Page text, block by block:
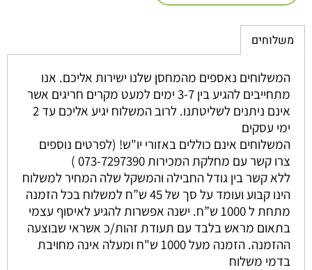
משלוחים
המשלוחים נאספים מהמחסן שלנו ישירות אליכם. אנו
מתחייבים להגיע בין 3-7 ימים למעט מקרים חריגים אשר
אינם ניתנים לשליטתנו. לרוב המשלוח יגיע אליכם עד 2
ימי עסקים
המשלוחים אינם כוללים באזורי יו"ש! (לפרטים נוספים
צרו קשר עם מחלקת המכירות 073-7297390 )
ללא קשר בין גודל החבילה והמשקל שלה המחיר למשלוח
הינו קבוע ועומד על סך של 45 ש”ח למשלוח בכל הזמנה
מתחת ל 1000 ש”ח. ישנה אפשרות להגיע לאיסוף עצמי
בתאום מראש בלבד עם תעודת זהות/כ אשראי שבוצעה
ההזמנה. הזמנה מעל 1000 ש"ח ומעלה אינה מחויבת
בדמי משלוח